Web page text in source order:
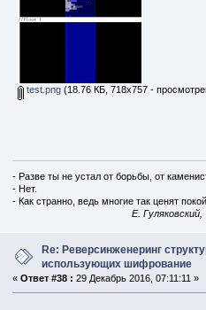
test.png(18.76 КБ, 718x757 -
- Разве ты не устал от борьбы, от
- Нет.
- Как странно, ведь многие так ценят
E.
Re: Реверсинженеринг
использующих шифрование
«Ответ #38 : 29 Декабрь 2016, 07:11:11 »